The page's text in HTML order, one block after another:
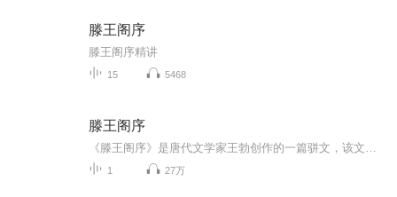
滕王阁序
滕王阁序精讲
15 5468
滕王阁序
1 27万